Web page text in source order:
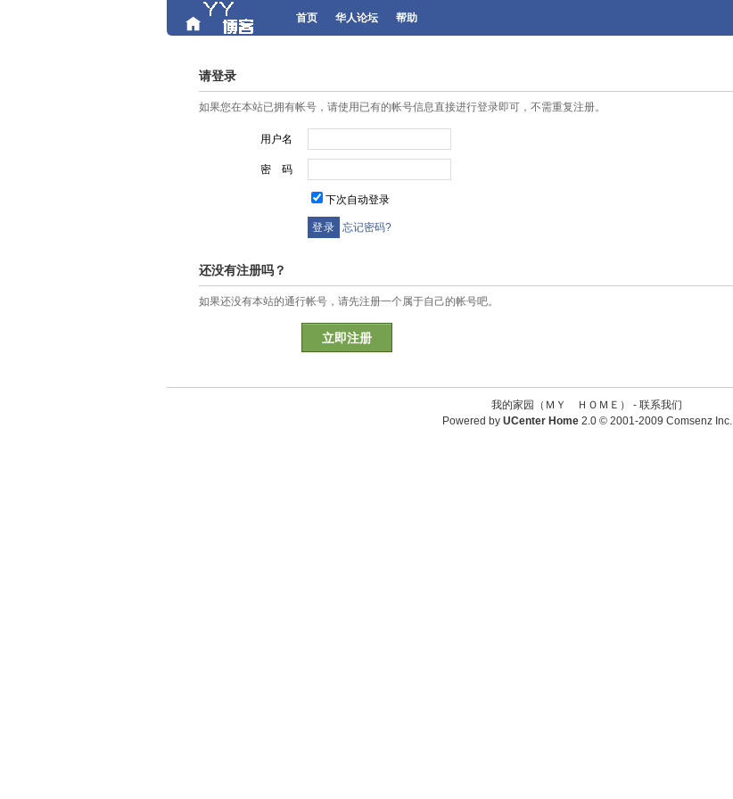
首页 华人论坛 帮助
请登录
如果您在本站已拥有帐号，请使用已有的帐号信息直接进行登录即可，不需重复注册。
用户名
密 码
下次自动登录
忘记密码?
还没有注册吗？
如果还没有本站的通行帐号，请先注册一个属于自己的帐号吧。
立即注册
我的家园（ＭＹ ＨＯＭＥ） - 联系我们
Powered by UCenter Home 2.0© 2001-2009 Comsenz Inc.